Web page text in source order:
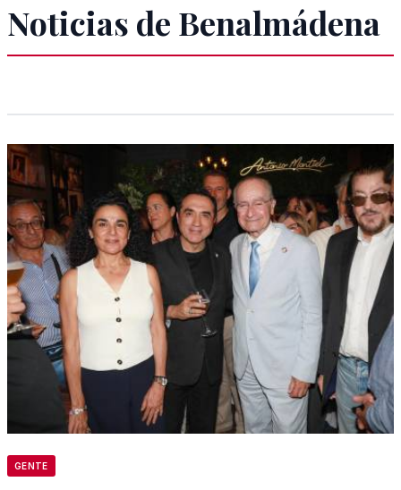
Noticias de Benalmádena
GENTE